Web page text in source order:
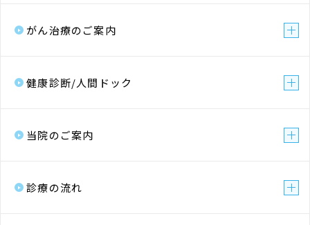
がん治療のご案内
健康診断/人間ドック
当院のご案内
診療の流れ